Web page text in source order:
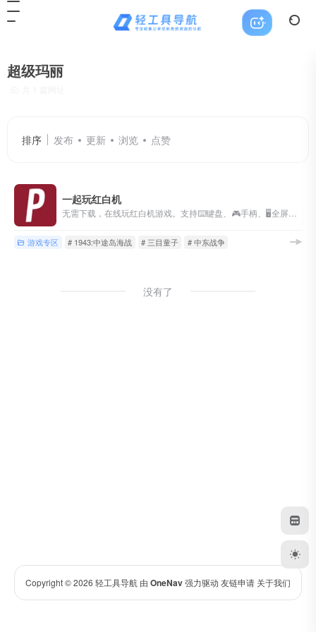
超级玛丽
排序 发布 更新 浏览 点赞
一起玩红白机
游戏专区 # 1943:中途岛海战 # 三目童子 # 中东战争
没有了
Copyright © 2026 轻工具导航 由 OneNav强力驱动 友链申请 关于我们